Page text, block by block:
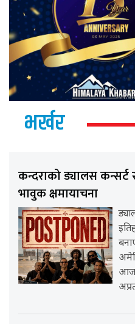
भर्खर
कन्दराको ड्यालस कन्सर्ट
भावुक क्षमायाचना
आज